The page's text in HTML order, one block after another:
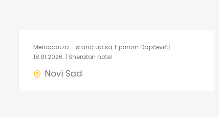
Menopauza – stand up sa Tijanom Dapčević |
18.01.2026. | Sheraton hotel
Novi Sad